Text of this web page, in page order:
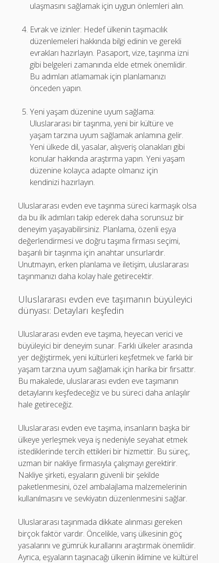
ulaşmasını sağlamak için uygun önlemleri alın.
Evrak ve izinler: Hedef ülkenin taşımacılık
düzenlemeleri hakkında bilgi edinin ve gerekli
evrakları hazırlayın. Pasaport, vize, taşınma izni
gibi belgeleri zamanında elde etmek önemlidir.
Bu adımları atlamamak için planlamanızı
önceden yapın.
Yeni yaşam düzenine uyum sağlama:
Uluslararası bir taşınma, yeni bir kültüre ve
yaşam tarzına uyum sağlamak anlamına gelir.
Yeni ülkede dil, yasalar, alışveriş olanakları gibi
konular hakkında araştırma yapın. Yeni yaşam
düzenine kolayca adapte olmanız için
kendinizi hazırlayın.
Uluslararası evden eve taşınma süreci karmaşık olsa
da bu ilk adımları takip ederek daha sorunsuz bir
deneyim yaşayabilirsiniz. Planlama, özenli eşya
değerlendirmesi ve doğru taşıma firması seçimi,
başarılı bir taşınma için anahtar unsurlardır.
Unutmayın, erken planlama ve iletişim, uluslararası
taşınmanızı daha kolay hale getirecektir.
Uluslararası evden eve taşımanın büyüleyici
dünyası: Detayları keşfedin
Uluslararası evden eve taşıma, heyecan verici ve
büyüleyici bir deneyim sunar. Farklı ülkeler arasında
yer değiştirmek, yeni kültürleri keşfetmek ve farklı bir
yaşam tarzına uyum sağlamak için harika bir fırsattır.
Bu makalede, uluslararası evden eve taşımanın
detaylarını keşfedeceğiz ve bu süreci daha anlaşılır
hale getireceğiz.
Uluslararası evden eve taşıma, insanların başka bir
ülkeye yerleşmek veya iş nedeniyle seyahat etmek
istediklerinde tercih ettikleri bir hizmettir. Bu süreç,
uzman bir nakliye firmasıyla çalışmayı gerektirir.
Nakliye şirketi, eşyaların güvenli bir şekilde
paketlenmesini, özel ambalajlama malzemelerinin
kullanılmasını ve sevkiyatın düzenlenmesini sağlar.
Uluslararası taşınmada dikkate alınması gereken
birçok faktör vardır. Öncelikle, varış ülkesinin göç
yasalarını ve gümrük kurallarını araştırmak önemlidir.
Ayrıca, eşyaların taşınacağı ülkenin iklimine ve kültürel